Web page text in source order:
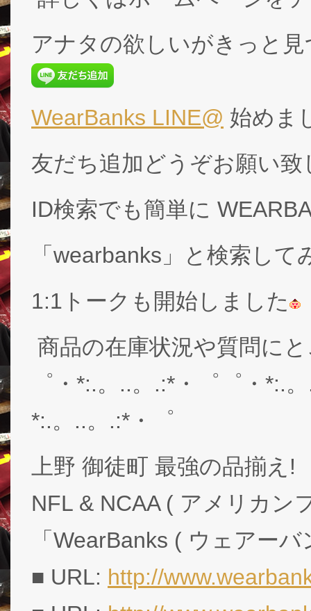
アナタの欲しいがきっと
WearBanks LINE@ 始めま
友だち追加どうぞお願い致
ID検索でも簡単に
「wearbanks」と検索して
1:1トークも開始しました
商品の在庫状況や質問に
゜・*:.。..。.:*・゜゜・*:.
*:.。..。.:*・゜
上野 御徒町 最強の品揃え!
NFL & NCAA ( アメリカン
「WearBanks ( ウェアー
■ URL: http://